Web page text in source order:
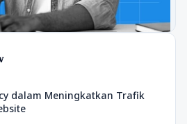
dalam Meningkatkan Trafik